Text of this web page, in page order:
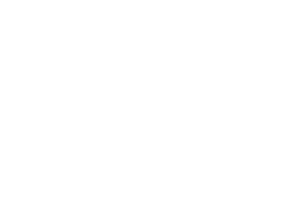
used to help us analyze how the website is used and to offer